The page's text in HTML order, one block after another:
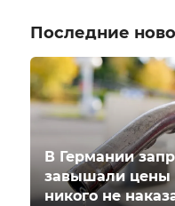
Последние
В Германии
завышали цены
никого не